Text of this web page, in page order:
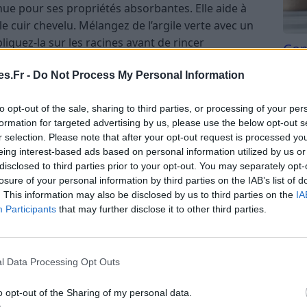
- Do Not Process My Personal Information
opt-out of the sale, sharing to third parties, or processing of your
for targeted advertising by us, please use the below opt-out
selection. Please note that after your opt-out request is processed
interest-based ads based on personal information utilized by us
to third parties prior to your opt-out. You may separately
of your personal information by third parties on the IAB’s list of
This information may also be disclosed by us to third parties on the
Participants that may further disclose it to other third parties.
Data Processing Opt Outs
opt-out of the Sharing of my personal data.
pour ses propriétés absorbantes. Elle aide à
cuir chevelu. Mélangez de l’argile verte avec un
la sur les racines avant de rincer
chevelu. Elle est particulièrement adaptée aux
aide à équilibrer le pH du cuir chevelu et à réduire
de l’eau et utilisez-le comme dernier rinçage
la production de sébum. Faites infuser du
et utilisez comme rinçage​.
Tri
du